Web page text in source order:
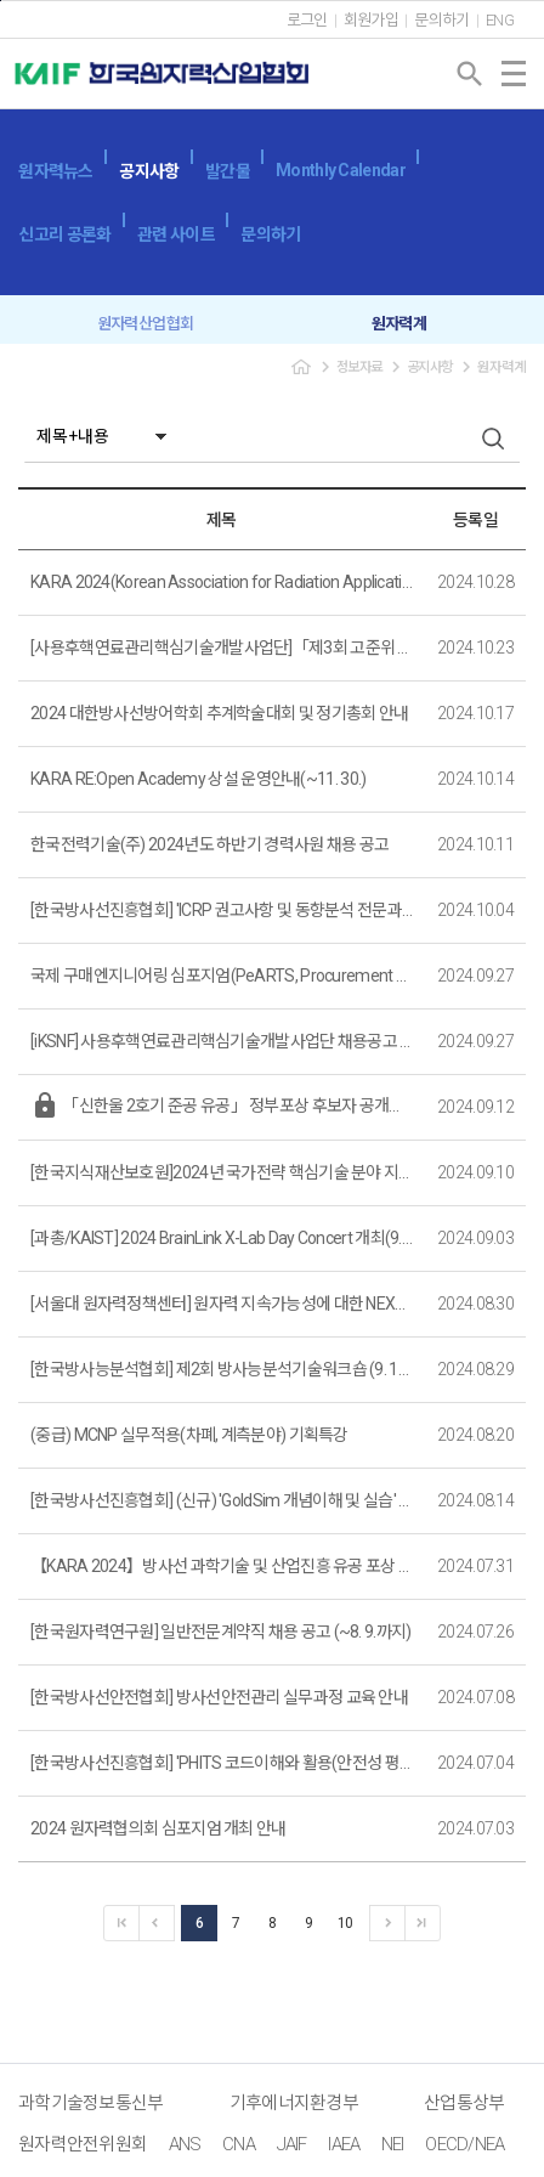
로그인 회원가입 문의하기 ENG
search
원자력뉴스 공지사항 발간물 Monthly Calendar
신고리 공론화 관련 사이트 문의하기
원자력산업협회 원자력계
navigate_next 정보자료 navigate_next 공지사항 navigate_next 원자력계
제목 등록일
KARA 2024(Korean Association for Radiation Application 2024 Annual Meeting) 2024.10.28
[사용후핵연료관리핵심기술개발사업단]「제3회 고준위 방사성폐기물 안전관리기술 포럼」행사 안내(11. 7.) 2024.10.23
2024 대한방사선방어학회 추계학술대회 및 정기총회 안내 2024.10.17
KARA RE:Open Academy 상설 운영안내(~11. 30.) 2024.10.14
한국전력기술(주) 2024년도 하반기 경력사원 채용 공고 2024.10.11
[한국방사선진흥협회] 'ICRP 권고사항 및 동향분석 전문과정' 과정 안내 2024.10.04
국제 구매엔지니어링 심포지엄(PeARTS, Procurement Engineering And Related Topics Symposium) 개최 2024.09.27
[iKSNF] 사용후핵연료관리핵심기술개발사업단 채용공고 (연장) 2024.09.27
lock 「신한울 2호기 준공 유공」 정부포상 후보자 공개검증 2024.09.12
[한국지식재산보호원]2024년 국가전략 핵심기술 분야 지재권 보호전략 컨설팅 지원기업 하반기 모집(~9. 30.) 2024.09.10
[과총/KAIST] 2024 BrainLink X-Lab Day Concert 개최(9. 10. ) 2024.09.03
[서울대 원자력정책센터] 원자력 지속가능성에 대한 NEXFO 워크숍 초대 2024.08.30
[한국방사능분석협회] 제2회 방사능분석기술워크숍 (9. 10.~9. 11.) 2024.08.29
(중급) MCNP 실무적용(차폐, 계측분야) 기획특강 2024.08.20
[한국방사선진흥협회] (신규) 'GoldSim 개념이해 및 실습' 과정 안내 2024.08.14
【KARA 2024】방사선 과학기술 및 산업진흥 유공 포상 후보자 공모(~9.6(금) 자정까지) 2024.07.31
[한국원자력연구원] 일반전문계약직 채용 공고 (~8. 9.까지) 2024.07.26
[한국방사선안전협회] 방사선안전관리 실무과정 교육 안내 2024.07.08
[한국방사선진흥협회] 'PHITS 코드이해와 활용(안전성 평가 및 적용)' 교육 안내 2024.07.04
2024 원자력협의회 심포지엄 개최 안내 2024.07.03
6 7 8 9 10
과학기술정보통신부 기후에너지환경부
산업통상부
원자력안전위원회
ANS CNA JAIF IAEA NEI
OECD/NEA